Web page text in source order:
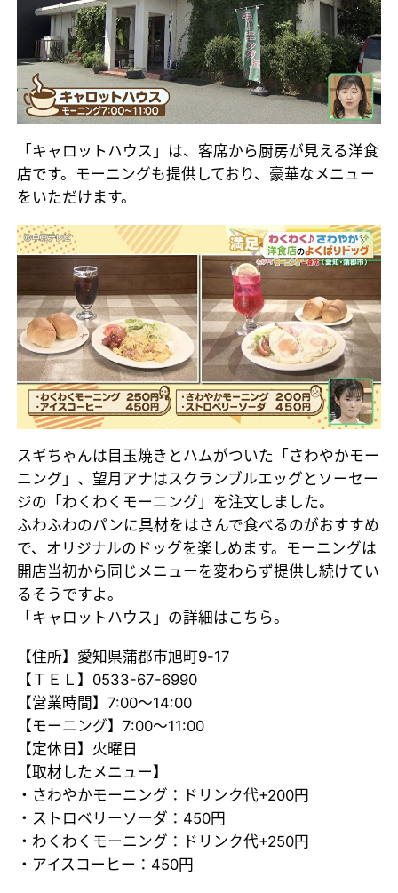
「キャロットハウス」は、客席から厨房が見える洋食
店です。モーニングも提供しており、豪華なメニュー
をいただけます。
スギちゃんは目玉焼きとハムがついた「さわやかモー
ニング」、望月アナはスクランブルエッグとソーセー
ジの「わくわくモーニング」を注文しました。
ふわふわのパンに具材をはさんで食べるのがおすすめ
で、オリジナルのドッグを楽しめます。モーニングは
開店当初から同じメニューを変わらず提供し続けてい
るそうですよ。
「キャロットハウス」の詳細はこちら。
【住所】愛知県蒲郡市旭町9-17
【ＴＥＬ】0533-67-6990
【営業時間】7:00～14:00
【モーニング】7:00～11:00
【定休日】火曜日
【取材したメニュー】
・さわやかモーニング：ドリンク代+200円
・ストロベリーソーダ：450円
・わくわくモーニング：ドリンク代+250円
・アイスコーヒー：450円